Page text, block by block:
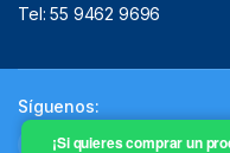
Tel: 55 9462 9696
Síguenos:
¡Si quieres comprar un